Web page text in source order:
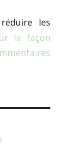
les
la façon